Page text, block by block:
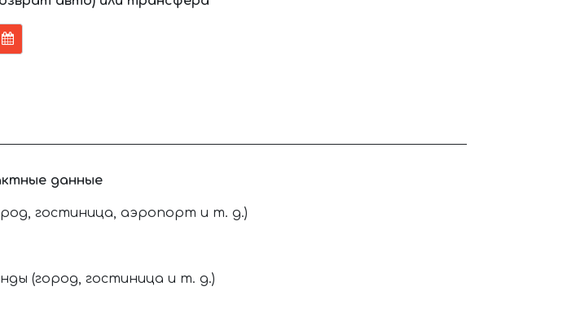
данные
гостиница, аэропорт и т. д.)
(город, гостиница и т. д.)